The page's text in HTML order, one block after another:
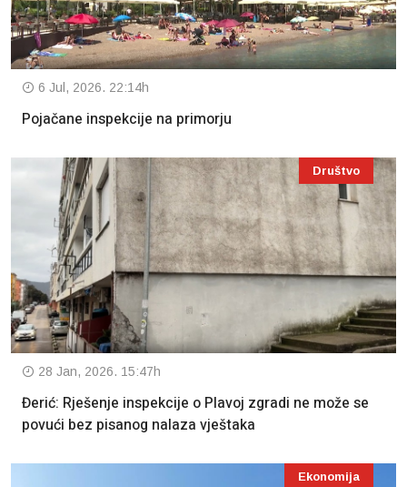
6 Jul, 2026. 22:14h
Pojačane inspekcije na primorju
Društvo
28 Jan, 2026. 15:47h
Đerić: Rješenje inspekcije o Plavoj zgradi ne može se
povući bez pisanog nalaza vještaka
Ekonomija